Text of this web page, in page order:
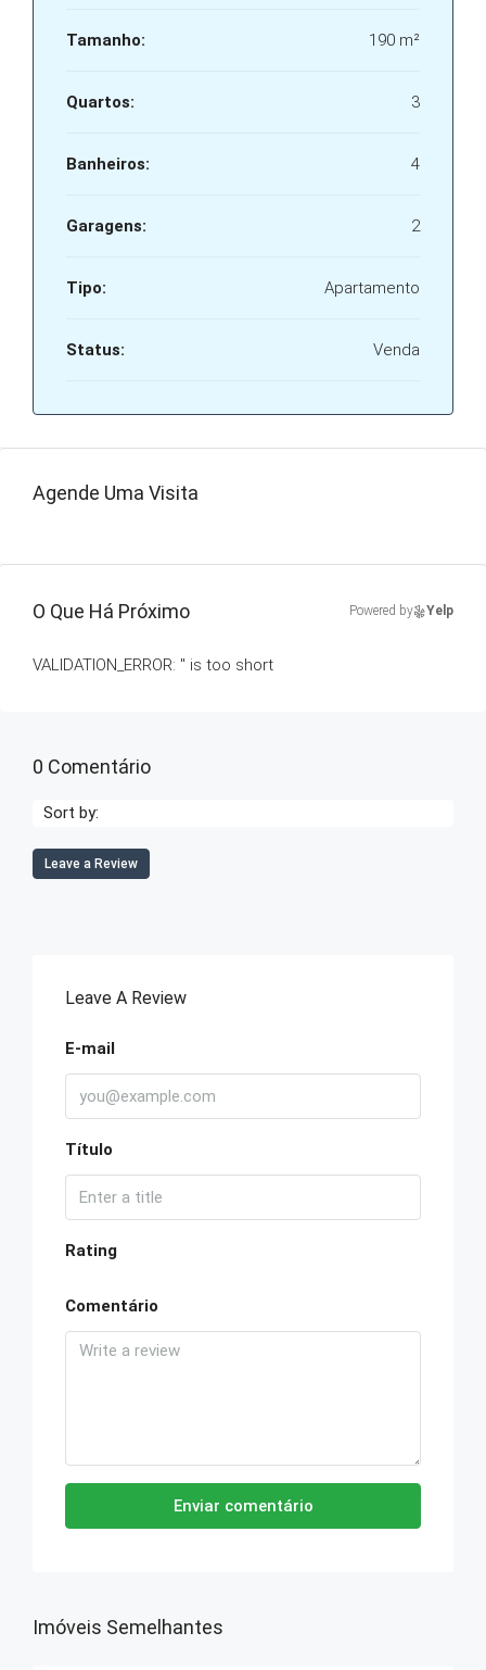
Tamanho: 190 m²
Quartos: 3
Banheiros: 4
Garagens: 2
Tipo: Apartamento
Status: Venda
Agende Uma Visita
O Que Há Próximo Powered by Yelp
VALIDATION_ERROR: '' is too short
0 Comentário
Sort by:
Leave a Review
Leave A Review
E-mail
Título
Rating
Comentário
Enviar comentário
Imóveis Semelhantes